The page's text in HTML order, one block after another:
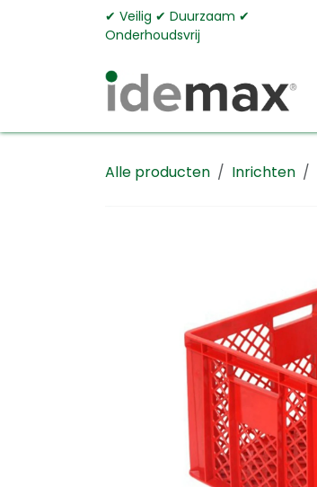
Overslaan naar inhoud✔︎ Veilig ✔︎ Duurzaam ✔︎
Onderhoudsvrij
Alle producten Inrichten